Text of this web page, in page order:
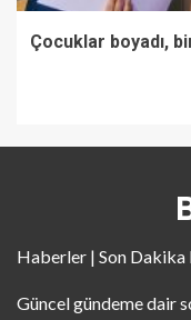
Çocuklar boyadı,
Haberler | Son
Güncel gündeme dair